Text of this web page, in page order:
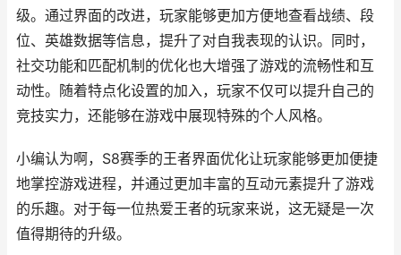
级。通过界面的改进，玩家能够更加方便地查看战绩、段
位、英雄数据等信息，提升了对自我表现的认识。同时，
社交功能和匹配机制的优化也大增强了游戏的流畅性和互
动性。随着特点化设置的加入，玩家不仅可以提升自己的
竞技实力，还能够在游戏中展现特殊的个人风格。
小编认为啊，S8赛季的王者界面优化让玩家能够更加便捷
地掌控游戏进程，并通过更加丰富的互动元素提升了游戏
的乐趣。对于每一位热爱王者的玩家来说，这无疑是一次
值得期待的升级。